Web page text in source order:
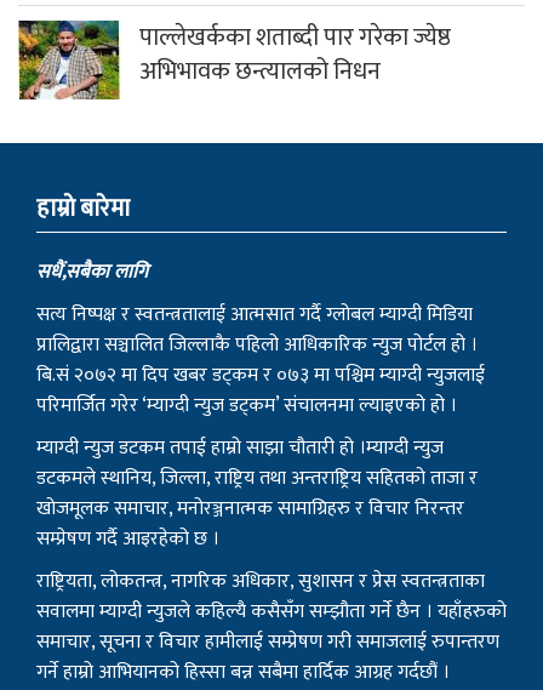
पाल्लेखर्कका शताब्दी पार गरेका ज्येष्ठ
अभिभावक छन्त्यालको निधन
हाम्राे बारेमा
सधैं,सबैका लागि
सत्य निष्पक्ष र स्वतन्त्रतालाई आत्मसात गर्दै ग्लोबल म्याग्दी मिडिया
प्रालिद्वारा सञ्चालित जिल्लाकै पहिलो आधिकारिक न्युज पोर्टल हो ।
बि.सं २०७२ मा दिप खबर डट्कम र ०७३ मा पश्चिम म्याग्दी न्युजलाई
परिमार्जित गरेर ‘म्याग्दी न्युज डट्कम’ संचालनमा ल्याइएको हो ।
म्याग्दी न्युज डटकम तपाई हाम्रो साझा चौतारी हो ।म्याग्दी न्युज
डटकमले स्थानिय, जिल्ला, राष्ट्रिय तथा अन्तराष्ट्रिय सहितको ताजा र
खोजमूलक समाचार, मनोरञ्जनात्मक सामाग्रिहरु र विचार निरन्तर
सम्प्रेषण गर्दै आइरहेको छ ।
राष्ट्रियता, लोकतन्त्र, नागरिक अधिकार, सुशासन र प्रेस स्वतन्त्रताका
सवालमा म्याग्दी न्युजले कहिल्यै कसैसँग सम्झौता गर्ने छैन । यहाँहरुको
समाचार, सूचना र विचार हामीलाई सम्प्रेषण गरी समाजलाई रुपान्तरण
गर्ने हाम्रो आभियानको हिस्सा बन्न सबैमा हार्दिक आग्रह गर्दछौं ।